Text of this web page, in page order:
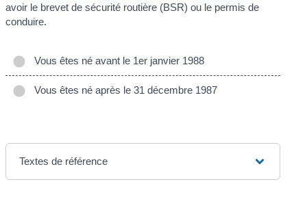
avoir le brevet de sécurité routière (BSR) ou le permis de
conduire.
Vous êtes né avant le 1er janvier 1988
Vous êtes né après le 31 décembre 1987
Textes de référence